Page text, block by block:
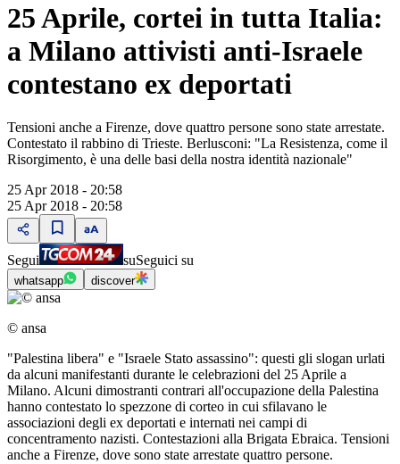
25 Aprile, cortei in tutta Italia:
a Milano attivisti anti-Israele
contestano ex deportati
Tensioni anche a Firenze, dove quattro persone sono state arrestate.
Contestato il rabbino di Trieste. Berlusconi: "La Resistenza, come il
Risorgimento, è una delle basi della nostra identità nazionale"
25 Apr 2018 - 20:58
25 Apr 2018 - 20:58
Segui suSeguici su
whatsapp discover
© ansa
"Palestina libera" e "Israele Stato assassino": questi gli slogan urlati
da alcuni manifestanti durante le celebrazioni del 25 Aprile a
Milano. Alcuni dimostranti contrari all'occupazione della Palestina
hanno contestato lo spezzone di corteo in cui sfilavano le
associazioni degli ex deportati e internati nei campi di
concentramento nazisti. Contestazioni alla Brigata Ebraica. Tensioni
anche a Firenze, dove sono state arrestate quattro persone.